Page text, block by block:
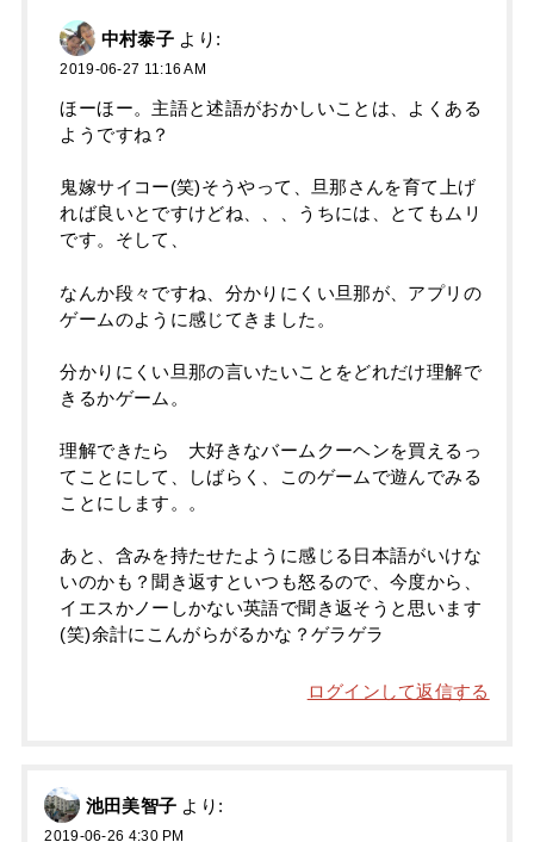
中村泰子 より:
2019-06-27 11:16 AM
ほーほー。主語と述語がおかしいことは、よくある
ようですね？
鬼嫁サイコー(笑)そうやって、旦那さんを育て上げ
れば良いとですけどね、、、うちには、とてもムリ
です。そして、
なんか段々ですね、分かりにくい旦那が、アプリの
ゲームのように感じてきました。
分かりにくい旦那の言いたいことをどれだけ理解で
きるかゲーム。
理解できたら 大好きなバームクーヘンを買えるっ
てことにして、しばらく、このゲームで遊んでみる
ことにします。。
あと、含みを持たせたように感じる日本語がいけな
いのかも？聞き返すといつも怒るので、今度から、
イエスかノーしかない英語で聞き返そうと思います
(笑)余計にこんがらがるかな？ゲラゲラ
ログインして返信する
池田美智子 より:
2019-06-26 4:30 PM